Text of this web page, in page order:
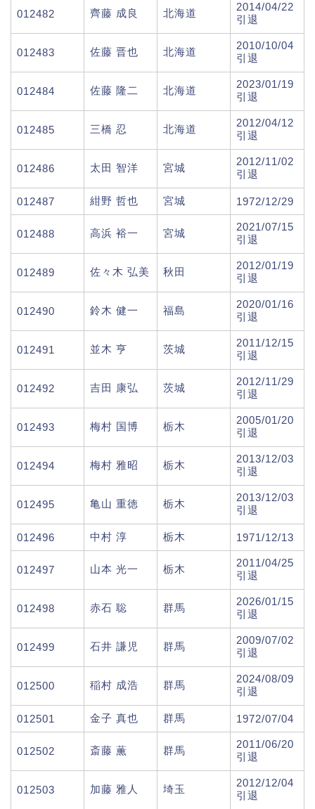
012482 齊藤 成良 北海道
2014/04/22
引退
012483 佐藤 晋也 北海道
2010/10/04
引退
012484 佐藤 隆二 北海道
2023/01/19
引退
012485 三橋 忍 北海道
2012/04/12
引退
012486 太田 智洋 宮城
2012/11/02
引退
012487 紺野 哲也 宮城 1972/12/29
012488 高浜 裕一 宮城
2021/07/15
引退
012489 佐々木 弘美 秋田
2012/01/19
引退
012490 鈴木 健一 福島
2020/01/16
引退
012491 並木 亨 茨城
2011/12/15
引退
012492 吉田 康弘 茨城
2012/11/29
引退
012493 梅村 国博 栃木
2005/01/20
引退
012494 梅村 雅昭 栃木
2013/12/03
引退
012495 亀山 重徳 栃木
2013/12/03
引退
012496 中村 淳 栃木 1971/12/13
012497 山本 光一 栃木
2011/04/25
引退
012498 赤石 聡 群馬
2026/01/15
引退
012499 石井 謙児 群馬
2009/07/02
引退
012500 稲村 成浩 群馬
2024/08/09
引退
012501 金子 真也 群馬 1972/07/04
012502 斎藤 薫 群馬
2011/06/20
引退
012503 加藤 雅人 埼玉
2012/12/04
引退